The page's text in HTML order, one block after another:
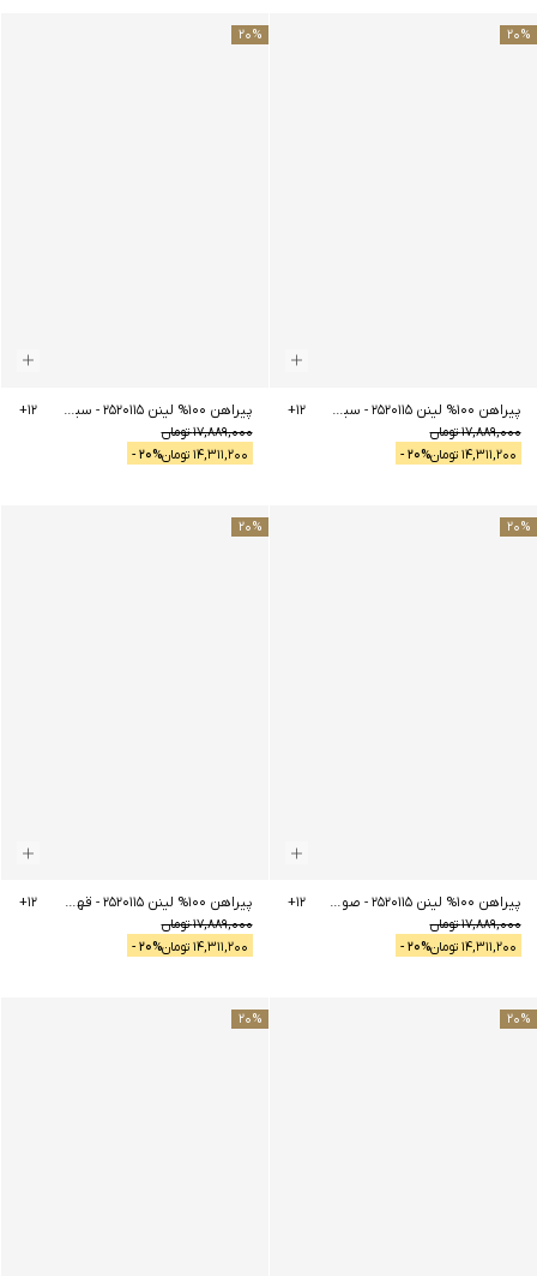
20%
پیراهن 100% لینن 2520115 - سبز تیره
17,889,000تومان
14,311,200 تومان 20% -
+12
20%
پیراهن 100% لینن 2520115 - سبز روشن
17,889,000تومان
14,311,200 تومان 20% -
+12
20%
پیراهن 100% لینن 2520115 - صورتی
17,889,000تومان
14,311,200 تومان 20% -
+12
20%
پیراهن 100% لینن 2520115 - قهوه ای
17,889,000تومان
14,311,200 تومان 20% -
+12
20%
20%